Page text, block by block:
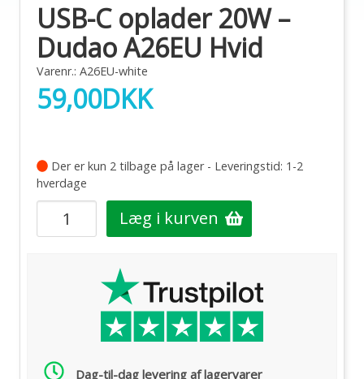
USB-C oplader 20W –
Dudao A26EU Hvid
Varenr.: A26EU-white
59,00DKK
Der er kun 2 tilbage på lager - Leveringstid: 1-2
hverdage
Læg i kurven
Dag-til-dag levering af lagervarer